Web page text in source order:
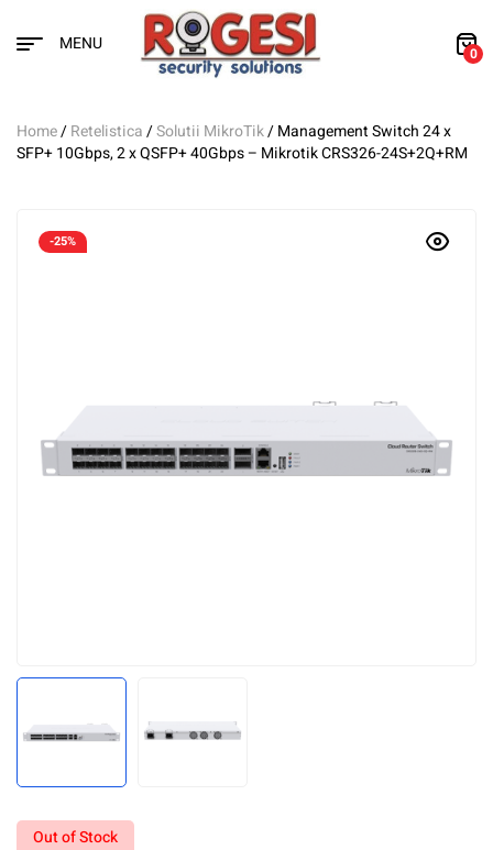
MENU 0
Home/Retelistica/Solutii MikroTik/ Management Switch 24 x
SFP+ 10Gbps, 2 x QSFP+ 40Gbps – Mikrotik CRS326-24S+2Q+RM
-25%
Out of Stock